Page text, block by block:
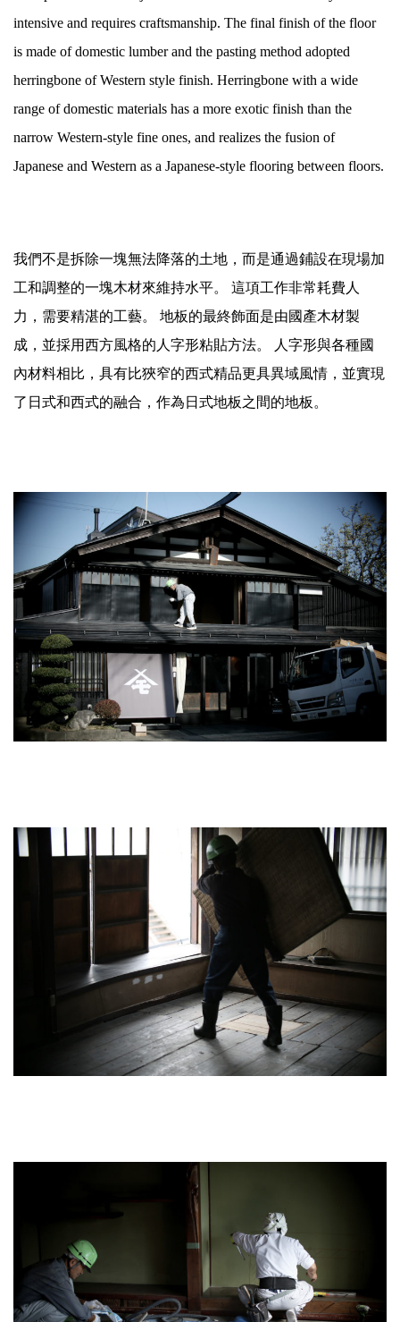
intensive and requires craftsmanship. The final finish of the floor
is made of domestic lumber and the pasting method adopted
herringbone of Western style finish. Herringbone with a wide
range of domestic materials has a more exotic finish than the
narrow Western-style fine ones, and realizes the fusion of
Japanese and Western as a Japanese-style flooring between floors.
我們不是拆除一塊無法降落的土地，而是通過鋪設在現場加
工和調整的一塊木材來維持水平。 這項工作非常耗費人
力，需要精湛的工藝。 地板的最終飾面是由國產木材製
成，並採用西方風格的人字形粘貼方法。 人字形與各種國
內材料相比，具有比狹窄的西式精品更具異域風情，並實現
了日式和西式的融合，作為日式地板之間的地板。